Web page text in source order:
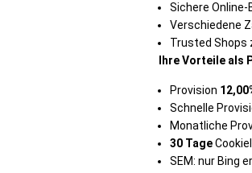
Sichere Online-
Verschiedene
Trusted Shops
Ihre Vorteile als
Provision
Schnelle
Monatliche
30 Tage
SEM: nur Bing